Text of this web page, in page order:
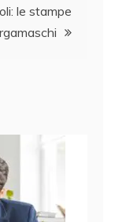
le stampe